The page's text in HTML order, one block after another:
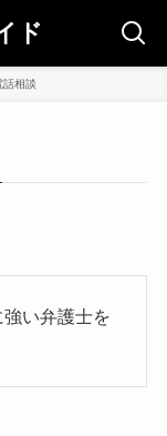
ド
話相談
い弁護士を